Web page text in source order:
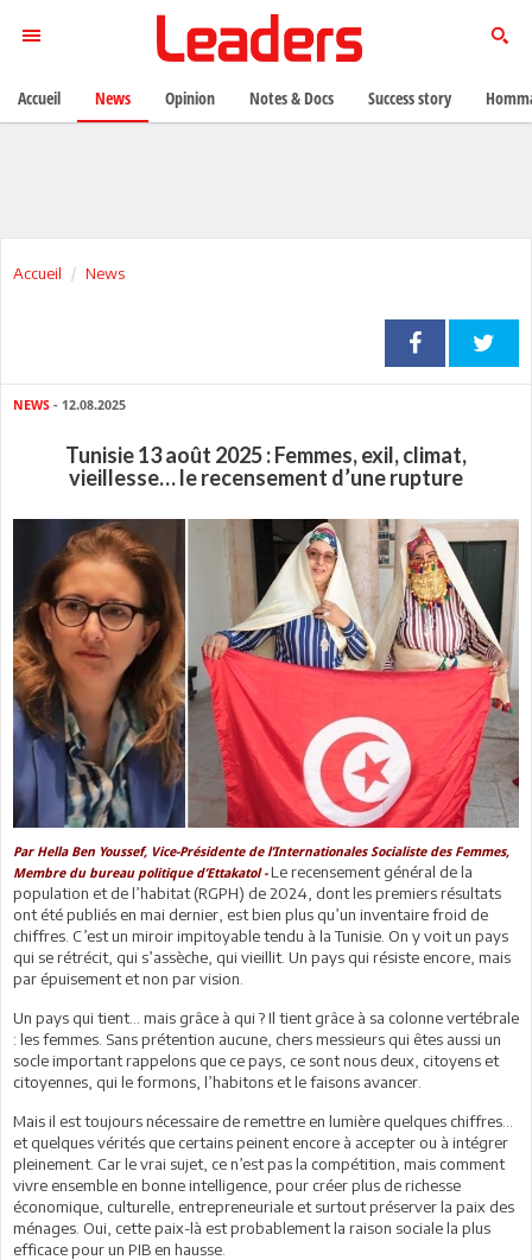
Accueil News
NEWS - 12.08.2025
Tunisie 13 août 2025 : Femmes, exil, climat,
vieillesse… le recensement d’une rupture
Par Hella Ben Youssef, Vice-Présidente de l’Internationales Socialiste des Femmes,
Membre du bureau politique d’Ettakatol -Le recensement général de la
population et de l’habitat (RGPH) de 2024, dont les premiers résultats
ont été publiés en mai dernier, est bien plus qu’un inventaire froid de
chiffres. C’est un miroir impitoyable tendu à la Tunisie. On y voit un pays
qui se rétrécit, qui s’assèche, qui vieillit. Un pays qui résiste encore, mais
par épuisement et non par vision.
Un pays qui tient… mais grâce à qui ? Il tient grâce à sa colonne vertébrale
: les femmes. Sans prétention aucune, chers messieurs qui êtes aussi un
socle important rappelons que ce pays, ce sont nous deux, citoyens et
citoyennes, qui le formons, l’habitons et le faisons avancer.
Mais il est toujours nécessaire de remettre en lumière quelques chiffres…
et quelques vérités que certains peinent encore à accepter ou à intégrer
pleinement. Car le vrai sujet, ce n’est pas la compétition, mais comment
vivre ensemble en bonne intelligence, pour créer plus de richesse
économique, culturelle, entrepreneuriale et surtout préserver la paix des
ménages. Oui, cette paix-là est probablement la raison sociale la plus
efficace pour un PIB en hausse.
Accueil News Opinion Notes & Docs Success story